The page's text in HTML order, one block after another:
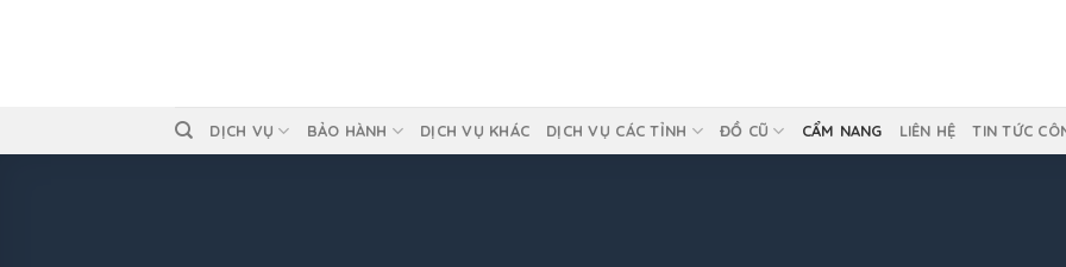
DỊCH VỤ BẢO HÀNH DỊCH VỤ KHÁC DỊCH VỤ CÁC TỈNH ĐỒ CŨ CẨM NANG LIÊN HỆ TIN TỨC